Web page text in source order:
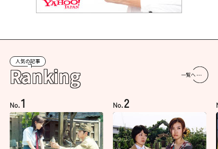
人気の記事
Ranking 一覧へ
No.1 No.2